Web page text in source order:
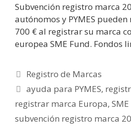
Subvención registro marca
autónomos y PYMES
700 € al registrar su marca
europea SME Fund. Fondos
Registro de Marcas
ayuda para PYMES,
registrar marca Europa,
subvención registro marca